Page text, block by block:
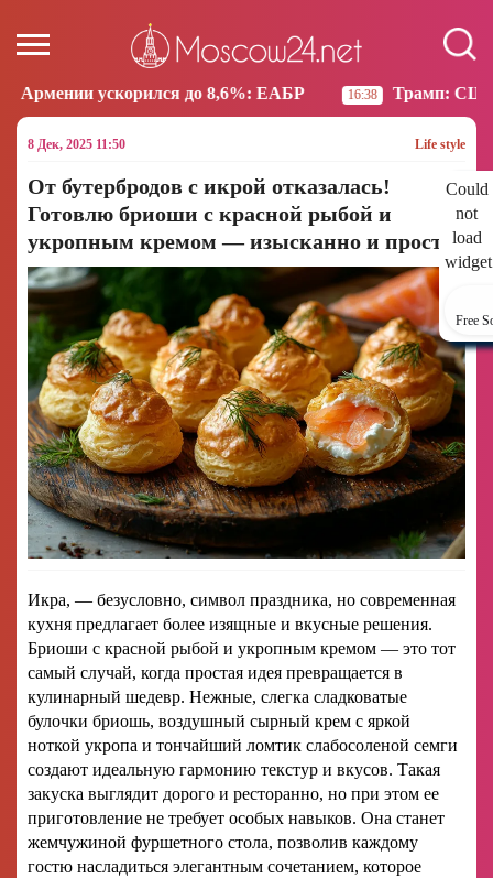
до 8,6%: ЕАБР 16:38 Трамп: США больше не
8 Дек, 2025 11:50 Life style
Could
not
load
Free
От бутербродов с икрой отказалась!
Готовлю бриоши с красной рыбой и
укропным кремом — изысканно и просто
Икра, — безусловно, символ праздника, но современная
кухня предлагает более изящные и вкусные решения.
Бриоши с красной рыбой и укропным кремом — это тот
самый случай, когда простая идея превращается в
кулинарный шедевр. Нежные, слегка сладковатые
булочки бриошь, воздушный сырный крем с яркой
ноткой укропа и тончайший ломтик слабосоленой семги
создают идеальную гармонию текстур и вкусов. Такая
закуска выглядит дорого и ресторанно, но при этом ее
приготовление не требует особых навыков. Она станет
жемчужиной фуршетного стола, позволив каждому
гостю насладиться элегантным сочетанием, которое